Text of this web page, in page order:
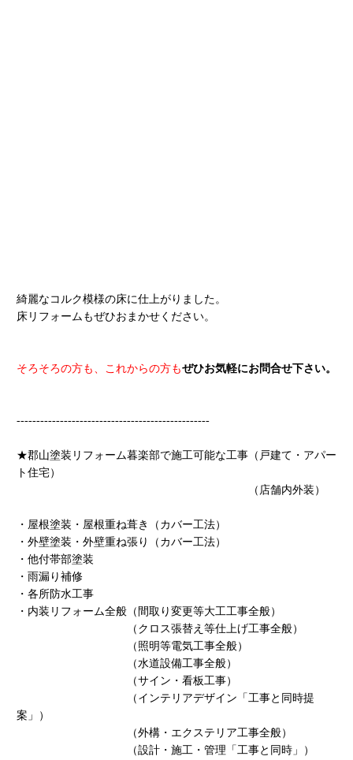
綺麗なコルク模様の床に仕上がりました。
床リフォームもぜひおまかせください。
そろそろの方も、これからの方もぜひお気軽にお問合せ下さい。
-------------------------------------------------
★郡山塗装リフォーム暮楽部で施工可能な工事（戸建て・アパー
ト住宅）
（店舗内外装）
・屋根塗装・屋根重ね葺き（カバー工法）
・外壁塗装・外壁重ね張り（カバー工法）
・他付帯部塗装
・雨漏り補修
・各所防水工事
・内装リフォーム全般（間取り変更等大工工事全般）
（クロス張替え等仕上げ工事全般）
（照明等電気工事全般）
（水道設備工事全般）
（サイン・看板工事）
（インテリアデザイン「工事と同時提
案」）
（外構・エクステリア工事全般）
（設計・施工・管理「工事と同時」）